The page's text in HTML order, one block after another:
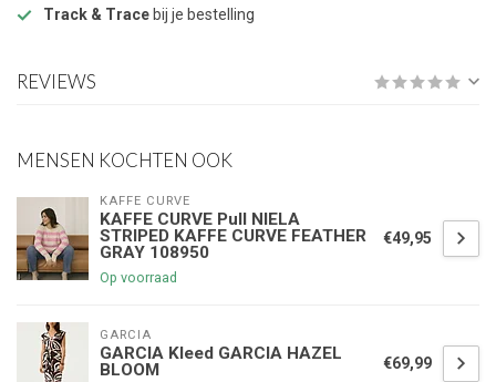
Track & Trace bij je bestelling
REVIEWS
MENSEN KOCHTEN OOK
KAFFE CURVE
KAFFE CURVE Pull NIELA
STRIPED KAFFE CURVE FEATHER
GRAY 108950
Op voorraad
€49,95
GARCIA
GARCIA Kleed GARCIA HAZEL
BLOOM
€69,99